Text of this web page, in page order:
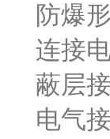
防爆
连接
蔽层
电气